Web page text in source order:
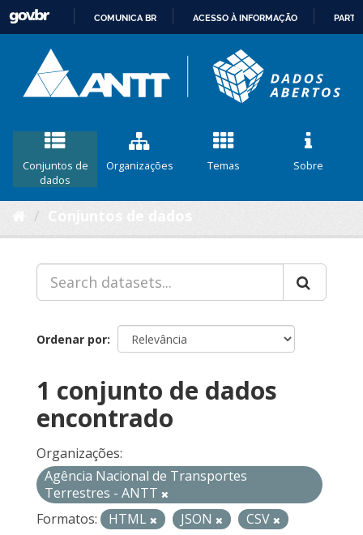
CONTEÚDO
COMUNICA BR ACESSO À INFORMAÇÃO
Conjuntos de
dados
Organizações Temas Sobre
Ordenar por
1 conjunto de dados
encontrado
Organizações:
Agência Nacional de Transportes
Terrestres - ANTT
Formatos:
HTML JSON
CSV